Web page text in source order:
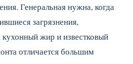
Генеральная нужна, когда
загрязнения,
жир и известковый
отличается большим